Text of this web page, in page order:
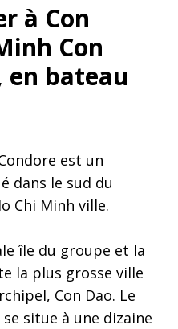
à Con
Con
en bateau
est un
dans le sud du
Chi Minh ville.
île du groupe et la
la plus grosse ville
Con Dao. Le
situe à une dizaine